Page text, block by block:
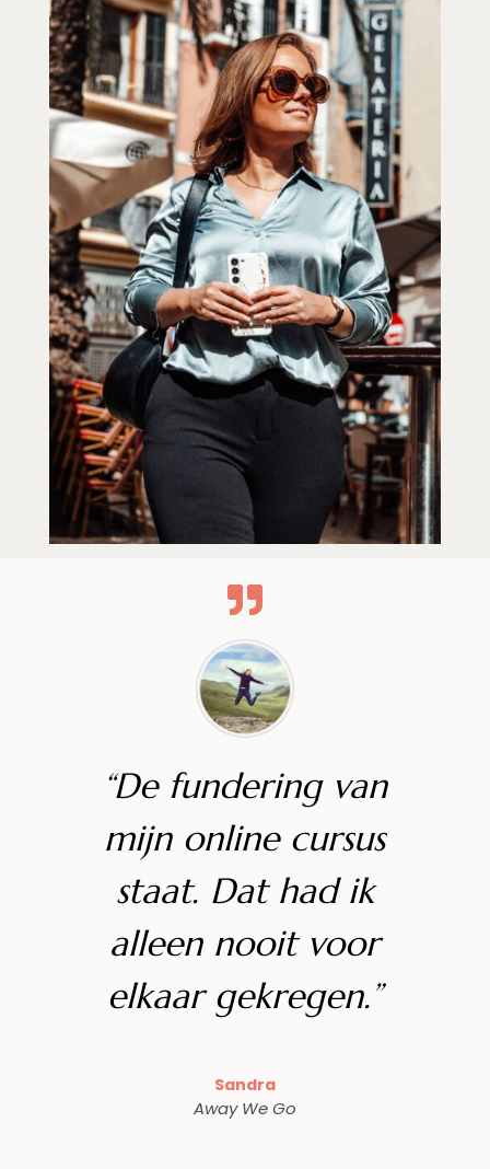
“De fundering van
mijn online cursus
staat. Dat had ik
alleen nooit voor
elkaar gekregen.”
Sandra
Away We Go